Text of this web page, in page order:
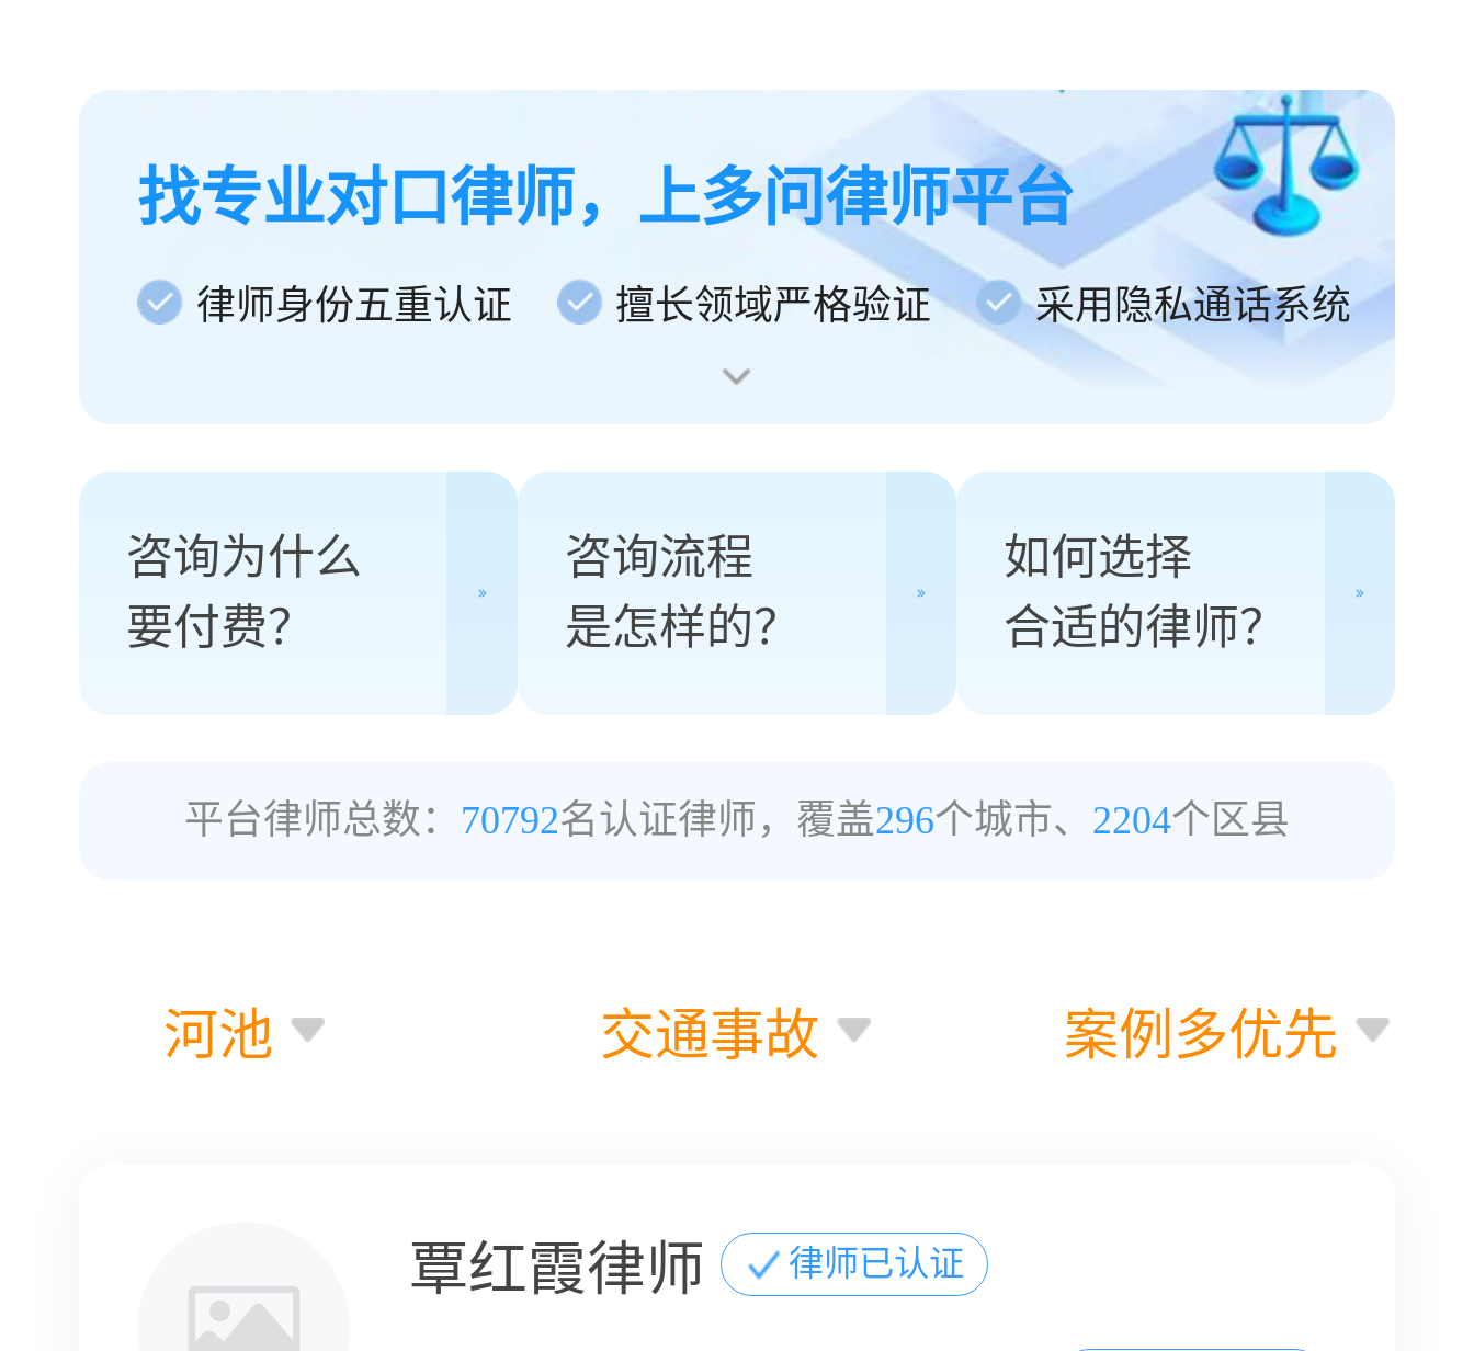
找专业对口律师，上多问律师平台
律师身份五重认证 擅长领域严格验证 采用隐私通话系统
咨询为什么
要付费？
咨询流程
是怎样的？
如何选择
合适的律师？
平台律师总数： 70792名认证律师，覆盖296个城市、 2204个区县
河池 交通事故 案例多优先
覃红霞律师 律师已认证